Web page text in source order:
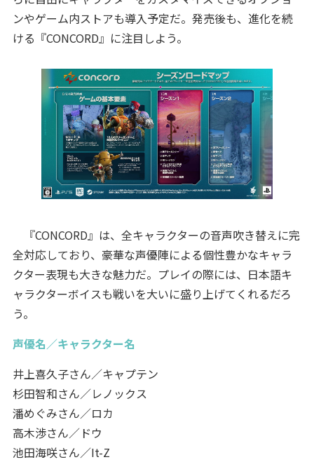
ンやゲーム内ストアも導入予定だ。発売後も、進化を続
ける『CONCORD』に注目しよう。
『CONCORD』は、全キャラクターの音声吹き替えに完
全対応しており、豪華な声優陣による個性豊かなキャラ
クター表現も大きな魅力だ。プレイの際には、日本語キ
ャラクターボイスも戦いを大いに盛り上げてくれるだろ
う。
声優名／キャラクター名
井上喜久子さん／キャプテン
杉田智和さん／レノックス
潘めぐみさん／ロカ
高木渉さん／ドウ
池田海咲さん／It-Z